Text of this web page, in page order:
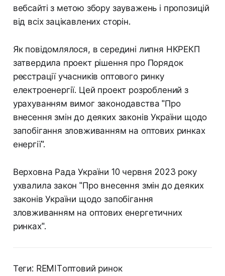
вебсайті з метою збору зауважень і пропозицій
від всіх зацікавлених сторін.
Як повідомлялося, в середині липня НКРЕКП
затвердила проект рішення про Порядок
реєстрації учасників оптового ринку
електроенергії. Цей проект розроблений з
урахуванням вимог законодавства "Про
внесення змін до деяких законів України щодо
запобігання зловживанням на оптових ринках
енергії".
Верховна Рада України 10 червня 2023 року
ухвалила закон "Про внесення змін до деяких
законів України щодо запобігання
зловживанням на оптових енергетичних
ринках".
Теги: REMITоптовий ринок